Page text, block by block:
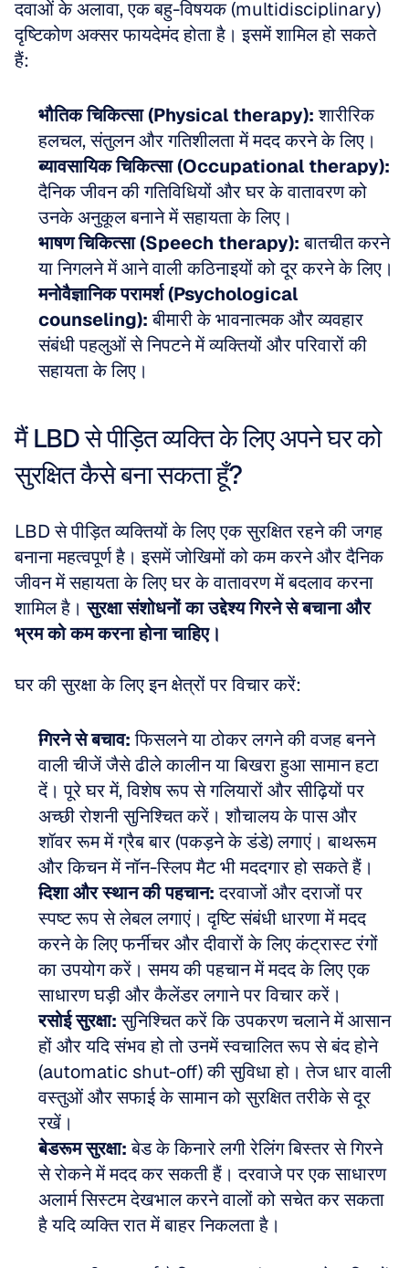
दवाओं के अलावा, एक बहु-विषयक (multidisciplinary)
दृष्टिकोण अक्सर फायदेमंद होता है। इसमें शामिल हो सकते
हैं:
भौतिक चिकित्सा (Physical therapy): शारीरिक
हलचल, संतुलन और गतिशीलता में मदद करने के लिए।
व्यावसायिक चिकित्सा (Occupational therapy):
दैनिक जीवन की गतिविधियों और घर के वातावरण को
उनके अनुकूल बनाने में सहायता के लिए।
भाषण चिकित्सा (Speech therapy): बातचीत करने
या निगलने में आने वाली कठिनाइयों को दूर करने के लिए।
मनोवैज्ञानिक परामर्श (Psychological
counseling): बीमारी के भावनात्मक और व्यवहार
संबंधी पहलुओं से निपटने में व्यक्तियों और परिवारों की
सहायता के लिए।
मैं LBD से पीड़ित व्यक्ति के लिए अपने घर को
सुरक्षित कैसे बना सकता हूँ?
LBD से पीड़ित व्यक्तियों के लिए एक सुरक्षित रहने की जगह
बनाना महत्वपूर्ण है। इसमें जोखिमों को कम करने और दैनिक
जीवन में सहायता के लिए घर के वातावरण में बदलाव करना
शामिल है। सुरक्षा संशोधनों का उद्देश्य गिरने से बचाना और
भ्रम को कम करना होना चाहिए।
घर की सुरक्षा के लिए इन क्षेत्रों पर विचार करें:
गिरने से बचाव: फिसलने या ठोकर लगने की वजह बनने
वाली चीजें जैसे ढीले कालीन या बिखरा हुआ सामान हटा
दें। पूरे घर में, विशेष रूप से गलियारों और सीढ़ियों पर
अच्छी रोशनी सुनिश्चित करें। शौचालय के पास और
शॉवर रूम में ग्रैब बार (पकड़ने के डंडे) लगाएं। बाथरूम
और किचन में नॉन-स्लिप मैट भी मददगार हो सकते हैं।
दिशा और स्थान की पहचान: दरवाजों और दराजों पर
स्पष्ट रूप से लेबल लगाएं। दृष्टि संबंधी धारणा में मदद
करने के लिए फर्नीचर और दीवारों के लिए कंट्रास्ट रंगों
का उपयोग करें। समय की पहचान में मदद के लिए एक
साधारण घड़ी और कैलेंडर लगाने पर विचार करें।
रसोई सुरक्षा: सुनिश्चित करें कि उपकरण चलाने में आसान
हों और यदि संभव हो तो उनमें स्वचालित रूप से बंद होने
(automatic shut-off) की सुविधा हो। तेज धार वाली
वस्तुओं और सफाई के सामान को सुरक्षित तरीके से दूर
रखें।
बेडरूम सुरक्षा: बेड के किनारे लगी रेलिंग बिस्तर से गिरने
से रोकने में मदद कर सकती हैं। दरवाजे पर एक साधारण
अलार्म सिस्टम देखभाल करने वालों को सचेत कर सकता
है यदि व्यक्ति रात में बाहर निकलता है।